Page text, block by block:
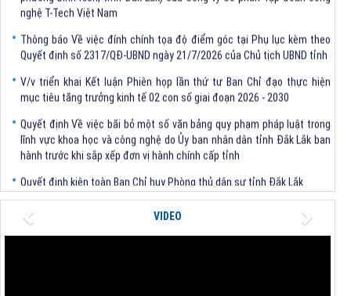
Quyết định số 2317/QĐ-UBND ngày 21/7/2026 của Chủ tịch UBND tỉnh
mục tiêu tăng trưởng kinh tế 02 con số giai đoạn 2026 - 2030
lĩnh vực khoa học và công nghệ do Ủy ban nhân dân tỉnh Đắk Lắk ban
hành trước khi sắp xếp đơn vị hành chính cấp tỉnh
Quyết định chấp thuận điều chỉnh chủ trương đầu tư dự án Xây dựng
nhà máy xử lý rác thải tại thành phố Tuy Hòa, tỉnh Phú Yên (nay là
phường Bình Kiến, tỉnh Đắk Lắk) của Công ty Cổ phần Tập đoàn công
VIDEO
Previous Next